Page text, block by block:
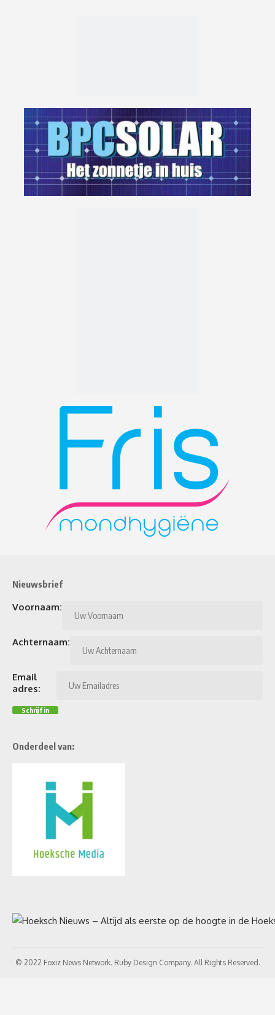
Nieuwsbrief
Voornaam:
Achternaam:
Email
adres:
Onderdeel van:
© 2022 Foxiz News Network. Ruby Design Company. All Rights Reserved.